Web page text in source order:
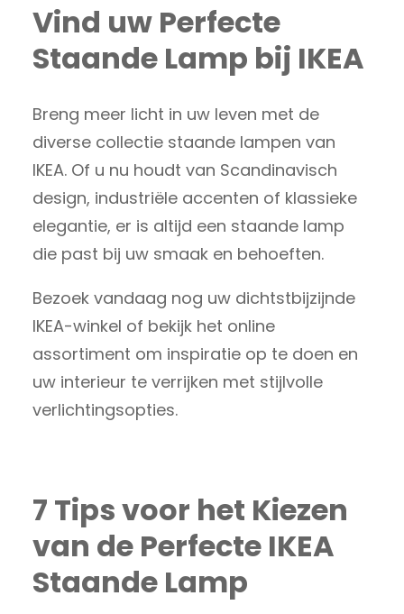
Vind uw Perfecte
Staande Lamp bij IKEA
Breng meer licht in uw leven met de
diverse collectie staande lampen van
IKEA. Of u nu houdt van Scandinavisch
design, industriële accenten of klassieke
elegantie, er is altijd een staande lamp
die past bij uw smaak en behoeften.
Bezoek vandaag nog uw dichtstbijzijnde
IKEA-winkel of bekijk het online
assortiment om inspiratie op te doen en
uw interieur te verrijken met stijlvolle
verlichtingsopties.
7 Tips voor het Kiezen
van de Perfecte IKEA
Staande Lamp